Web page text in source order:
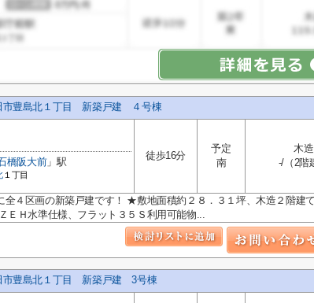
市豊島北１丁目 新築戸建 ４号棟
橋阪大前」駅
１丁目
徒歩16分
予定
南
木造
-/（2階
４区画の新築戸建です！ ★敷地面積約２８．３１坪、木造２階建
ＥＨ水準仕様、フラット３５Ｓ利用可能物...
市豊島北１丁目 新築戸建 3号棟